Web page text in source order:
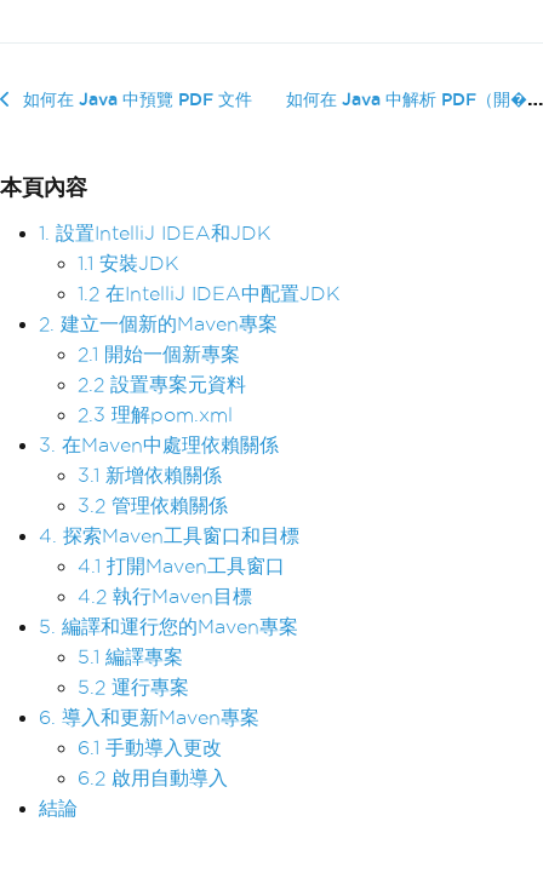
如何在 Java 中預覽 PDF 文件 如何在 Java 中解析 PDF（開�...
本頁內容
1. 設置IntelliJ IDEA和JDK
1.1 安裝JDK
1.2 在IntelliJ IDEA中配置JDK
2. 建立一個新的Maven專案
2.1 開始一個新專案
2.2 設置專案元資料
2.3 理解pom.xml
3. 在Maven中處理依賴關係
3.1 新增依賴關係
3.2 管理依賴關係
4. 探索Maven工具窗口和目標
4.1 打開Maven工具窗口
4.2 執行Maven目標
5. 編譯和運行您的Maven專案
5.1 編譯專案
5.2 運行專案
6. 導入和更新Maven專案
6.1 手動導入更改
6.2 啟用自動導入
結論